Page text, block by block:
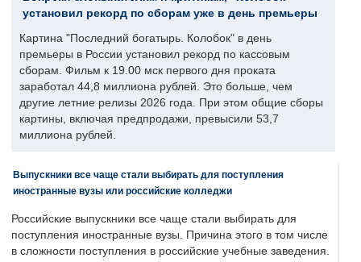
установил рекорд по сборам уже в день премьеры
Картина "Последний богатырь. Колобок" в день
премьеры в России установил рекорд по кассовым
сборам. Фильм к 19.00 мск первого дня проката
заработал 44,8 миллиона рублей. Это больше, чем
другие летние релизы 2026 года. При этом общие сборы
картины, включая предпродажи, превысили 53,7
миллиона рублей.
Выпускники все чаще стали выбирать для поступления
иностранные вузы или российские колледжи
Российские выпускники все чаще стали выбирать для
поступления иностранные вузы. Причина этого в том числе
в сложности поступления в российские учебные заведения.